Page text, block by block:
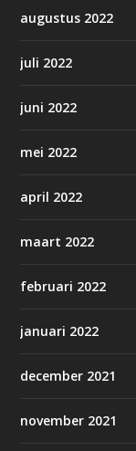
augustus 2022
juli 2022
juni 2022
mei 2022
april 2022
maart 2022
februari 2022
januari 2022
december 2021
november 2021